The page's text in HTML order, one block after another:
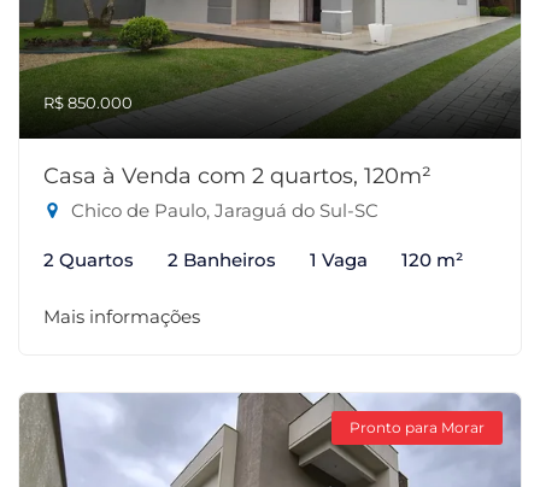
R$ 850.000
Casa à Venda com 2 quartos, 120m²
Chico de Paulo, Jaraguá do Sul-SC
2 Quartos 2 Banheiros 1 Vaga 120 m²
Mais informações
Pronto para Morar